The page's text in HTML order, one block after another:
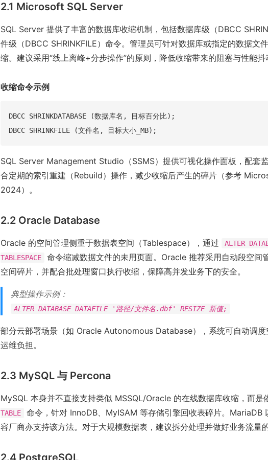
2.1 Microsoft SQL Server
SQL Server 提供了丰富的数据库收缩机制，包括数据库级（DBCC
件级（DBCC SHRINKFILE）命令。管理员可针对数据库或指定的数据文
缩。建议采用“线上离峰+分步操作”的原则，降低收缩带来的阻塞与性能抖
收缩命令示例
DBCC SHRINKDATABASE (数据库名, 目标百分比);
SQL Server Management Studio（SSMS）提供可视化操作面板，配套
合定期的索引重建（Rebuild）操作，减少收缩后产生的碎片（参考
2024）。
2.2 Oracle Database
Oracle 的空间管理侧重于数据表空间（Tablespace），通过 ALTER
TABLESPACE
命令缩减数据文件的未用页面。Oracle 推荐采用自动段空间
空间碎片，并配合批处理窗口执行收缩，保障高并发业务下的安全。
典型操作示例：
ALTER DATABASE DATAFILE '路径/文件名.dbf' RESIZE 新值;
部分云部署场景（如 Oracle Autonomous Database），系统可自动调度
运维负担。
2.3 MySQL 与 Percona
MySQL 本身并不直接支持类似 MSSQL/Oracle 的在线数据库收缩，而是
TABLE
命令，针对 InnoDB、MyISAM 等存储引擎回收表碎片。MariaDB
容厂商亦支持该方法。对于大规模数据表，建议拆分处理并做好业务流量的